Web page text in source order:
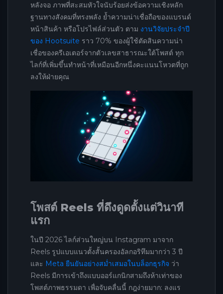
หลังจอ ภาพที่สะสมหัวใจนับร้อยส่งข้อความเชิงหลัก
ฐานทางสังคมที่ทรงพลัง ย้ำความน่าเชื่อถือของแบรนด์
หน้าสินค้า หรือโปรไฟล์ส่วนตัว ตาม งานวิจัยประจำปี
ของ Hootsuite ราว 70% ของผู้ใช้ตัดสินความน่า
เชื่อของครีเอเตอร์จากตัวเลขสาธารณะใต้โพสต์ ทุก
ไลก์ที่เพิ่มขึ้นทำหน้าที่เหมือนอีกหนึ่งคะแนนโหวตที่ถูก
ลงให้ฝ่ายคุณ
โพสต์ Reels ที่ดึงดูดตั้งแต่วินาที
แรก
ในปี 2026 ไลก์ส่วนใหญ่บน Instagram มาจาก
Reels รูปแบบแนวตั้งสั้นครองอัลกอริทึมมากว่า 3 ปี
และ Meta ยืนยันอย่างสม่ำเสมอในบล็อกธุรกิจ ว่า
Reels มีการเข้าถึงแบบออร์แกนิกสามถึงห้าเท่าของ
โพสต์ภาพธรรมดา เพื่อจับคลื่นนี้ กฎง่ายมาก: ลงแร